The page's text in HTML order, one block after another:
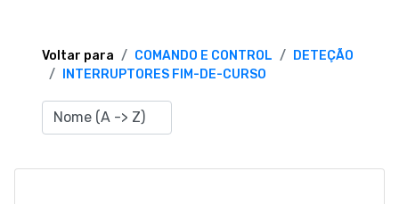
TERMOS E CONDIÇÕES
Voltar para COMANDO E CONTROL
DETEÇÃO
INTERRUPTORES FIM-DE-CURSO